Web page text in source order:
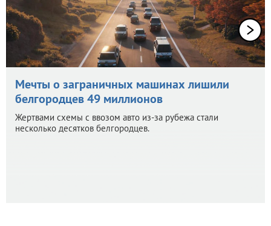
Мечты о заграничных машинах лишили
белгородцев 49 миллионов
Жертвами схемы с ввозом авто из-за рубежа стали
несколько десятков белгородцев.